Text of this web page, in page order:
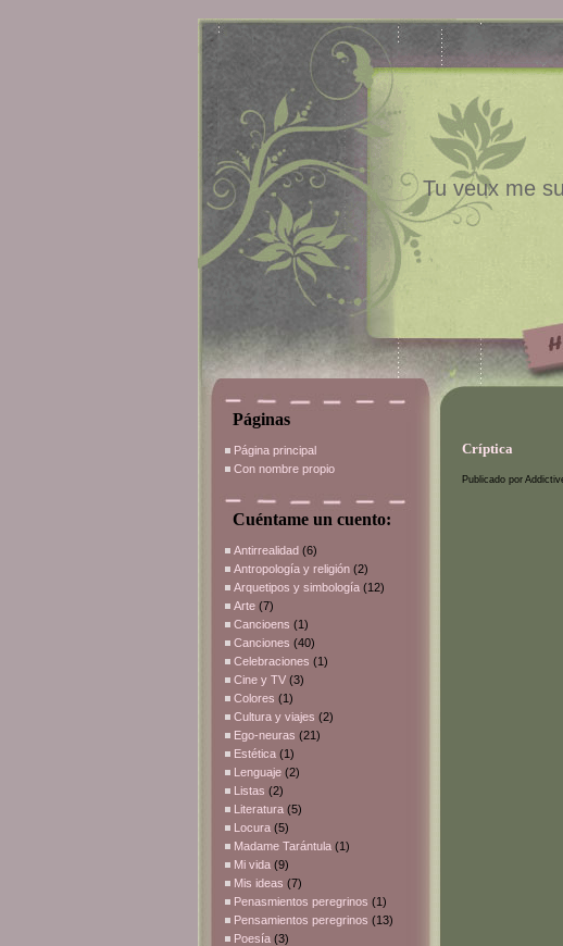
Tu veux me
Páginas
Página principal
Con nombre propio
Cuéntame un cuento:
Antirrealidad (6)
Antropología y religión (2)
Arquetipos y simbología (12)
Arte (7)
Cancioens (1)
Canciones (40)
Celebraciones (1)
Cine y TV (3)
Colores (1)
Cultura y viajes (2)
Ego-neuras (21)
Estética (1)
Lenguaje (2)
Listas (2)
Literatura (5)
Locura (5)
Madame Tarántula (1)
Mi vida (9)
Mis ideas (7)
Penasmientos peregrinos (1)
Pensamientos peregrinos (13)
Poesía (3)
Críptica
Publicado por